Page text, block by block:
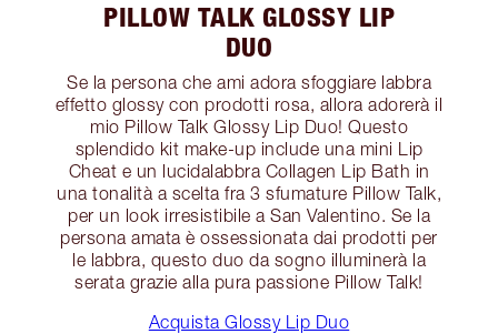
PILLOW TALK GLOSSY LIP
DUO
Se la persona che ami adora sfoggiare labbra
effetto glossy con prodotti rosa, allora adorerà il
mio Pillow Talk Glossy Lip Duo! Questo
splendido kit make-up include una mini Lip
Cheat e un lucidalabbra Collagen Lip Bath in
una tonalità a scelta fra 3 sfumature Pillow Talk,
per un look irresistibile a San Valentino. Se la
persona amata è ossessionata dai prodotti per
le labbra, questo duo da sogno illuminerà la
serata grazie alla pura passione Pillow Talk!
Acquista Glossy Lip Duo